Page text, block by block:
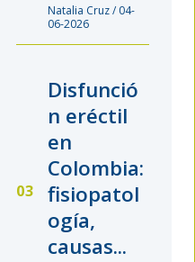
Natalia Cruz / 04-
06-2026
Disfunció
n eréctil
en
Colombia:
fisiopatol
ogía,
causas...